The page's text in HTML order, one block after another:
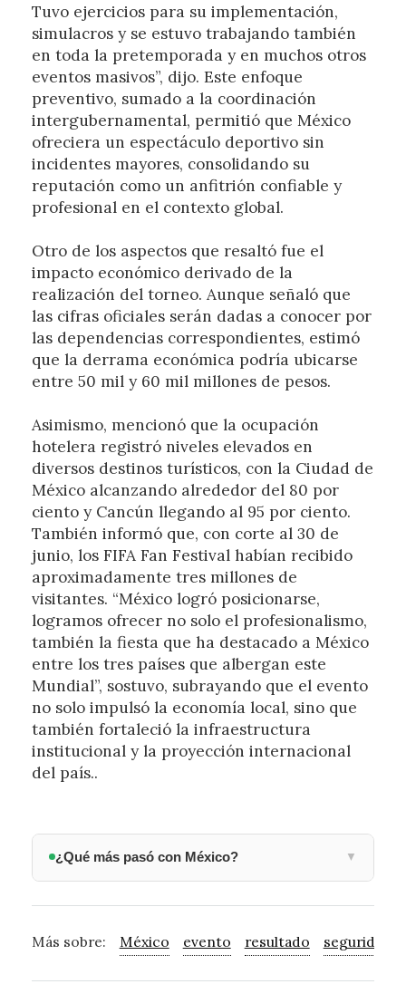
Tuvo ejercicios para su implementación,
simulacros y se estuvo trabajando también
en toda la pretemporada y en muchos otros
eventos masivos”, dijo. Este enfoque
preventivo, sumado a la coordinación
intergubernamental, permitió que México
ofreciera un espectáculo deportivo sin
incidentes mayores, consolidando su
reputación como un anfitrión confiable y
profesional en el contexto global.
Otro de los aspectos que resaltó fue el
impacto económico derivado de la
realización del torneo. Aunque señaló que
las cifras oficiales serán dadas a conocer por
las dependencias correspondientes, estimó
que la derrama económica podría ubicarse
entre 50 mil y 60 mil millones de pesos.
Asimismo, mencionó que la ocupación
hotelera registró niveles elevados en
diversos destinos turísticos, con la Ciudad de
México alcanzando alrededor del 80 por
ciento y Cancún llegando al 95 por ciento.
También informó que, con corte al 30 de
junio, los FIFA Fan Festival habían recibido
aproximadamente tres millones de
visitantes. “México logró posicionarse,
logramos ofrecer no solo el profesionalismo,
también la fiesta que ha destacado a México
entre los tres países que albergan este
Mundial”, sostuvo, subrayando que el evento
no solo impulsó la economía local, sino que
también fortaleció la infraestructura
institucional y la proyección internacional
del país..
¿Qué más pasó con México? ▼
Más sobre: México evento resultado seguridad